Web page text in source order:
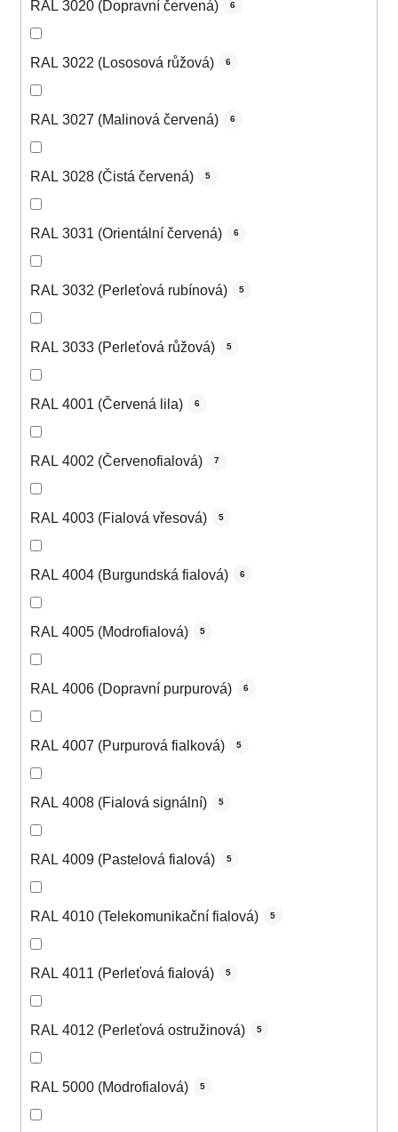
RAL 3020 (Dopravní červená) 6
RAL 3022 (Lososová růžová) 6
RAL 3027 (Malinová červená) 6
RAL 3028 (Čistá červená) 5
RAL 3031 (Orientální červená) 6
RAL 3032 (Perleťová rubínová) 5
RAL 3033 (Perleťová růžová) 5
RAL 4001 (Červená lila) 6
RAL 4002 (Červenofialová) 7
RAL 4003 (Fialová vřesová) 5
RAL 4004 (Burgundská fialová) 6
RAL 4005 (Modrofialová) 5
RAL 4006 (Dopravní purpurová) 6
RAL 4007 (Purpurová fialková) 5
RAL 4008 (Fialová signální) 5
RAL 4009 (Pastelová fialová) 5
RAL 4010 (Telekomunikační fialová) 5
RAL 4011 (Perleťová fialová) 5
RAL 4012 (Perleťová ostružinová) 5
RAL 5000 (Modrofialová) 5